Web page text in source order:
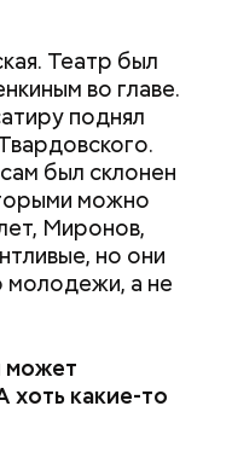
Театр был
во главе.
поднял
был склонен
можно
Миронов,
но они
молодежи, а не
может
хоть какие-то